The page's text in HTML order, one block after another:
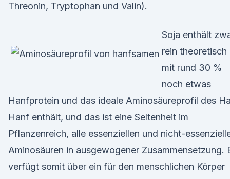
Threonin, Tryptophan und Valin).
Soja enthält
rein theoretisch
mit rund 30 %
noch etwas
Hanfprotein und das ideale Aminosäureprofil des
Hanf enthält, und das ist eine Seltenheit im
Pflanzenreich, alle essenziellen und nicht-
Aminosäuren in ausgewogener Zusammensetzung.
verfügt somit über ein für den menschlichen Körper